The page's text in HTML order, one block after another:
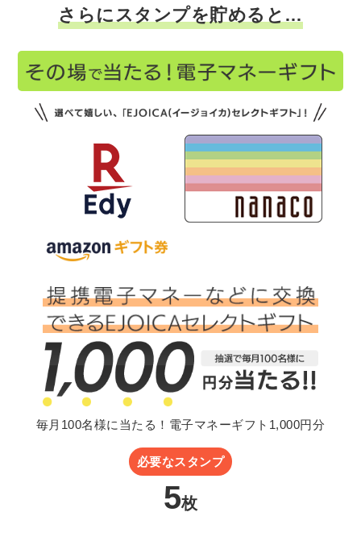
さらにスタンプを貯めると…
毎月100名様に当たる！電子マネーギフト1,000円分
必要なスタンプ
5枚